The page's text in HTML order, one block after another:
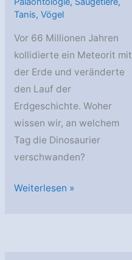
Tanis,Vögel
Vor 66 Millionen Jahren
kollidierte ein Meteorit mit
der Erde und veränderte
den Lauf der
Erdgeschichte. Woher
wissen wir, an welchem
Tag die Dinosaurier
verschwanden?
AstroGeo
Weiterlesen »